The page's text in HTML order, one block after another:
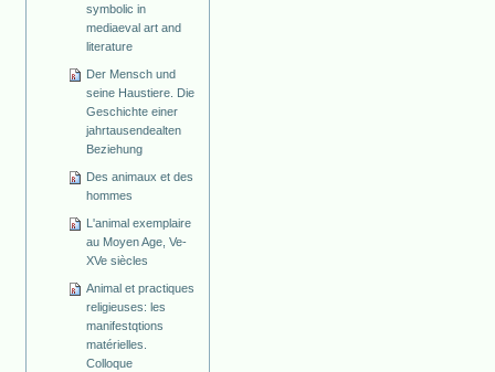
symbolic in
mediaeval art and
literature
Der Mensch und
seine Haustiere. Die
Geschichte einer
jahrtausendealten
Beziehung
Des animaux et des
hommes
L'animal exemplaire
au Moyen Age, Ve-
XVe siècles
Animal et practiques
religieuses: les
manifestqtions
matérielles.
Colloque